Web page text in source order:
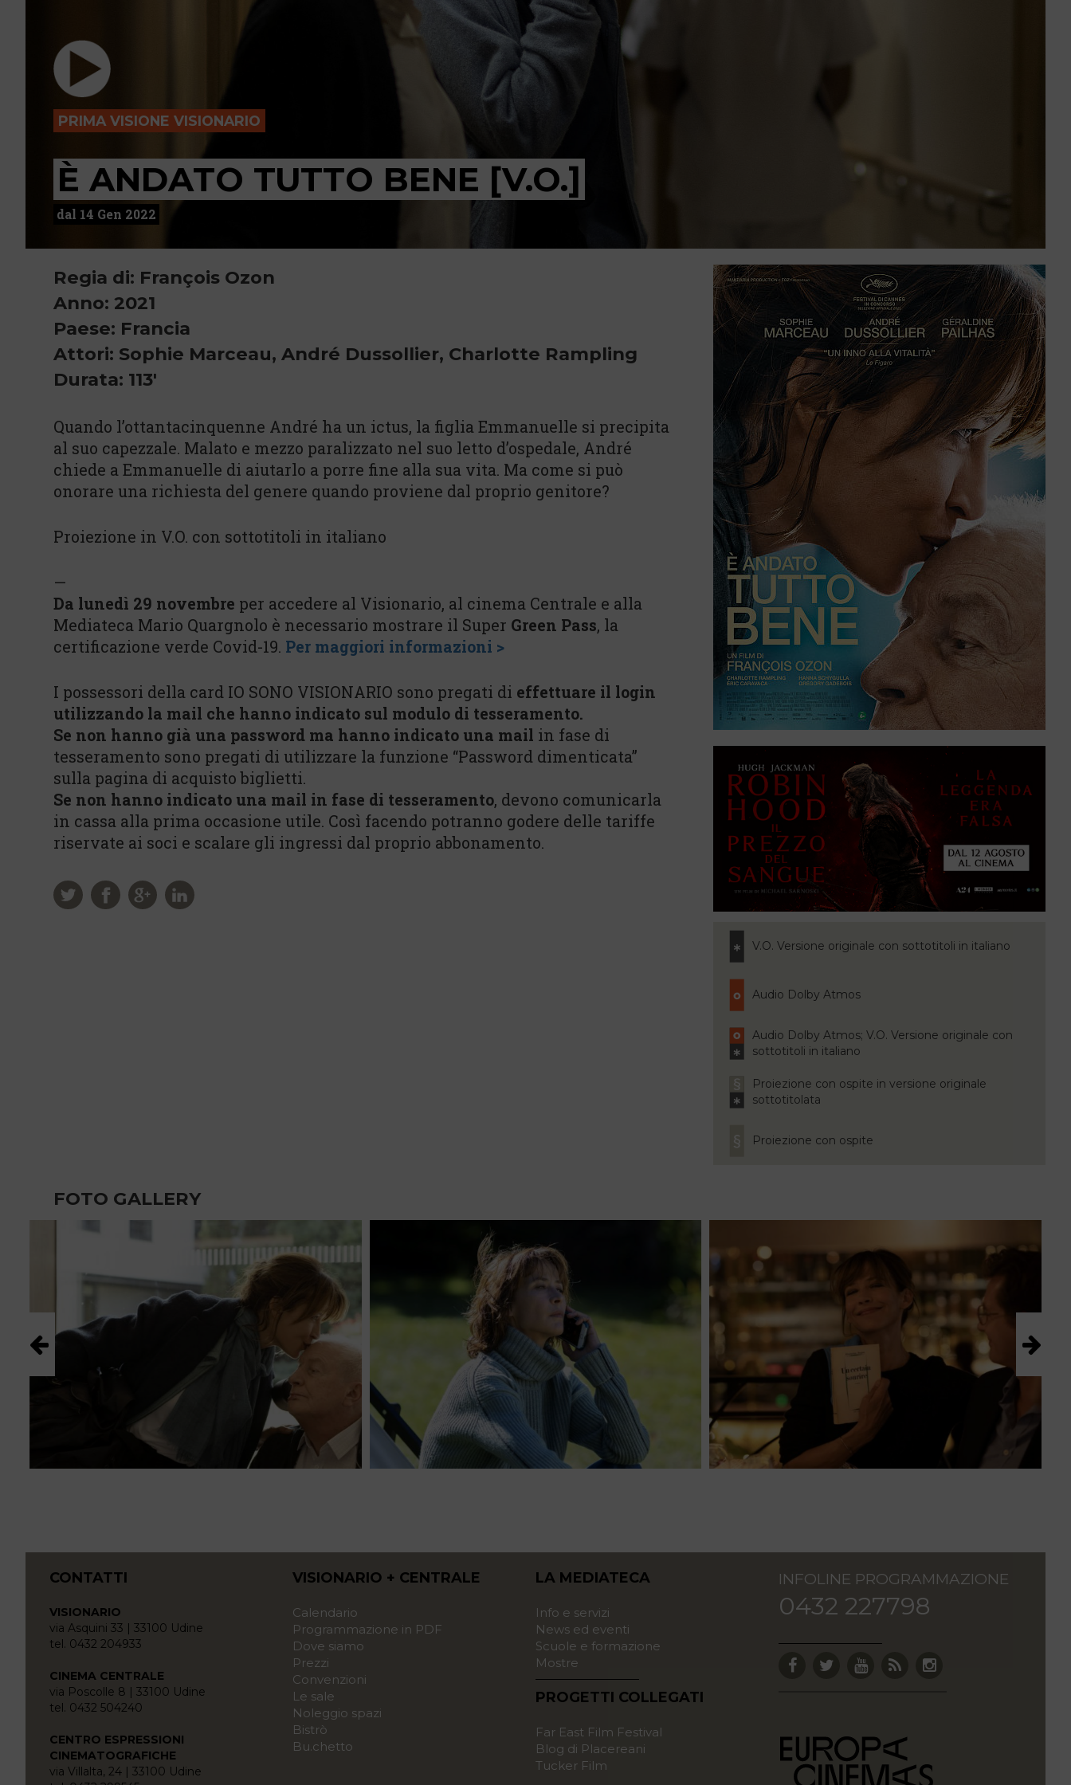
PRIMA VISIONE VISIONARIO
È ANDATO TUTTO BENE [V.O.]
dal 14 Gen 2022
Regia di: François Ozon
Anno: 2021
Paese: Francia
Attori: Sophie Marceau, André Dussollier, Charlotte Rampling
Durata: 113'
Quando l’ottantacinquenne André ha un ictus, la figlia Emmanuelle si precipita
al suo capezzale. Malato e mezzo paralizzato nel suo letto d’ospedale, André
chiede a Emmanuelle di aiutarlo a porre fine alla sua vita. Ma come si può
onorare una richiesta del genere quando proviene dal proprio genitore?
Proiezione in V.O. con sottotitoli in italiano
—
Da lunedì 29 novembre per accedere al Visionario, al cinema Centrale e alla
Mediateca Mario Quargnolo è necessario mostrare il Super Green Pass, la
certificazione verde Covid-19. Per maggiori informazioni >
I possessori della card IO SONO VISIONARIO sono pregati di effettuare il login
utilizzando la mail che hanno indicato sul modulo di tesseramento.
Se non hanno già una password ma hanno indicato una mail in fase di
tesseramento sono pregati di utilizzare la funzione “Password dimenticata”
sulla pagina di acquisto biglietti.
Se non hanno indicato una mail in fase di tesseramento, devono comunicarla
in cassa alla prima occasione utile. Così facendo potranno godere delle tariffe
riservate ai soci e scalare gli ingressi dal proprio abbonamento.
V.O. Versione originale con sottotitoli in italiano
Audio Dolby Atmos
Audio Dolby Atmos; V.O. Versione originale con
sottotitoli in italiano
Proiezione con ospite in versione originale
sottotitolata
Proiezione con ospite
FOTO GALLERY
CONTATTI
VISIONARIO
via Asquini 33 | 33100 Udine
tel. 0432 204933
CINEMA CENTRALE
via Poscolle 8 | 33100 Udine
tel. 0432 504240
CENTRO ESPRESSIONI
CINEMATOGRAFICHE
via Villalta, 24 | 33100 Udine
VISIONARIO + CENTRALE
Calendario
Programmazione in PDF
Dove siamo
Prezzi
Convenzioni
Le sale
Noleggio spazi
Bistrò
Bu.chetto
LA MEDIATECA
Info e servizi
News ed eventi
Scuole e formazione
Mostre
PROGETTI COLLEGATI
Far East Film Festival
Blog di Placereani
Tucker Film
INFOLINE PROGRAMMAZIONE
0432 227798